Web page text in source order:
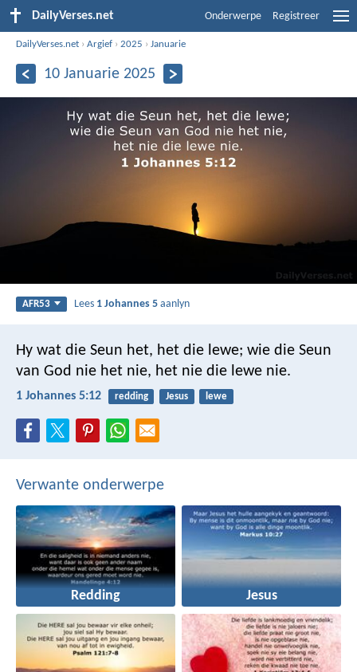
DailyVerses.net Onderwerpe Registreer
DailyVerses.net ›Argief ›2025 ›Januarie
10 Januarie 2025
AFR53 Lees 1 Johannes 5 aanlyn
Hy wat die Seun het, het die lewe; wie die Seun
van God nie het nie, het nie die lewe nie.
1 Johannes 5:12 redding Jesus lewe
Verwante onderwerpe
Redding Jesus